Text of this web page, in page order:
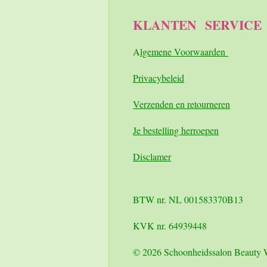
KLANTEN SERVICE
Algemene Voorwaarden
Privacybeleid
Verzenden en retourneren
Je bestelling herroepen
Disclamer
BTW nr. NL 001583370B13
KVK nr. 64939448
© 2026 Schoonheidssalon Beauty